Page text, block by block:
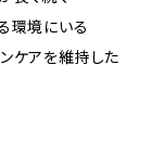
環境にいる
ケアを維持した